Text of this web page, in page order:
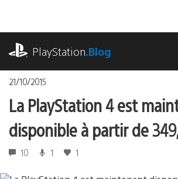
contenu
PlayStation.Blog
21/10/2015
La PlayStation 4 est
disponible à partir de
10 1 1